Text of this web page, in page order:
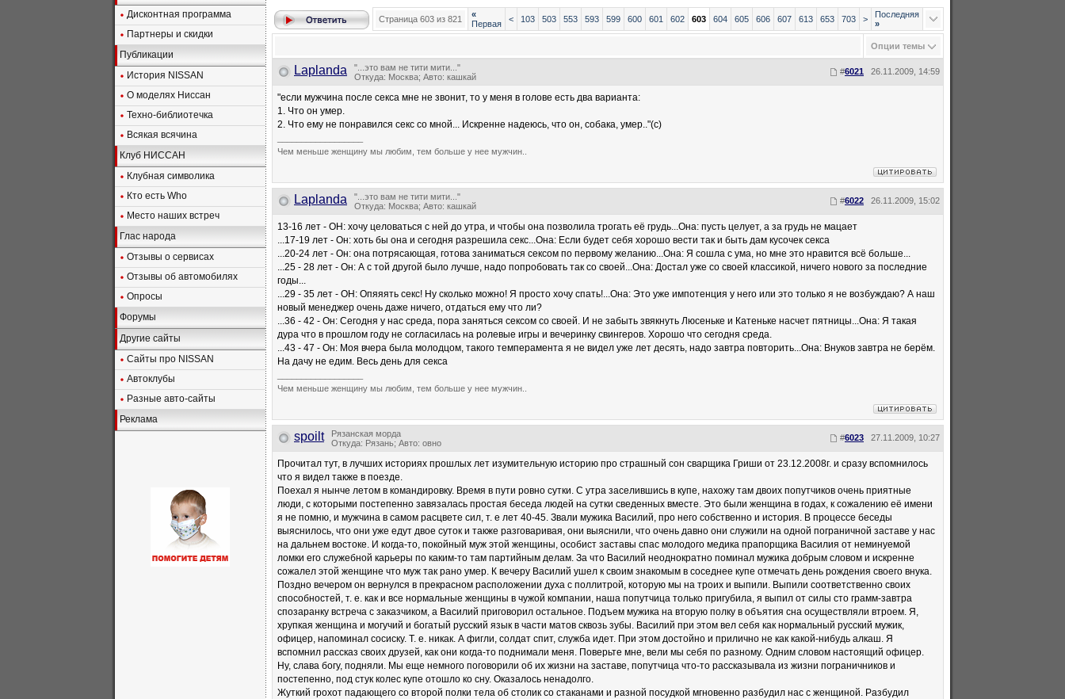
Дисконтная программа
Партнеры и скидки
Публикации
История NISSAN
О моделях Ниссан
Техно-библиотечка
Всякая всячина
Клуб НИССАН
Клубная символика
Кто есть Who
Место наших встреч
Глас народа
Отзывы о сервисах
Отзывы об автомобилях
Опросы
Форумы
Другие сайты
Сайты про NISSAN
Автоклубы
Разные авто-сайты
Реклама
Страница 603 из 821
«
Первая
< 103 503 553 593 599 600 601 602 603 604 605 606 607 613 653 703 >
Последняя
»
Опции темы
Laplanda
"...это вам не тити мити..."
Откуда: Москва; Авто: кашкай
#6021 26.11.2009, 14:59
"если мужчина после секса мне не звонит, то у меня в голове есть два варианта:
1. Что он умер.
2. Что ему не понравился секс со мной... Искренне надеюсь, что он, собака, умер.."(с)
Чем меньше женщину мы любим, тем больше у нее мужчин..
Laplanda
"...это вам не тити мити..."
Откуда: Москва; Авто: кашкай
#6022 26.11.2009, 15:02
13-16 лет - ОН: хочу целоваться с ней до утра, и чтобы она позволила трогать её грудь...Она: пусть целует, а за грудь не мацает
...17-19 лет - Он: хоть бы она и сегодня разрешила секс...Она: Если будет себя хорошо вести так и быть дам кусочек секса
...20-24 лет - Он: она потрясающая, готова заниматься сексом по первому желанию...Она: Я сошла с ума, но мне это нравится всё больше...
...25 - 28 лет - Он: А с той другой было лучше, надо попробовать так со своей...Она: Достал уже со своей классикой, ничего нового за последние
годы...
...29 - 35 лет - ОН: Опяяять секс! Ну сколько можно! Я просто хочу спать!...Она: Это уже импотенция у него или это только я не возбуждаю? А наш
новый менеджер очень даже ничего, отдаться ему что ли?
...36 - 42 - Он: Сегодня у нас среда, пора заняться сексом со своей. И не забыть звякнуть Люсеньке и Катеньке насчет пятницы...Она: Я такая
дура что в прошлом году не согласилась на ролевые игры и вечеринку свингеров. Хорошо что сегодня среда.
...43 - 47 - Он: Моя вчера была молодцом, такого темперамента я не видел уже лет десять, надо завтра повторить...Она: Внуков завтра не берём.
На дачу не едим. Весь день для секса
Чем меньше женщину мы любим, тем больше у нее мужчин..
spoilt
Рязанская морда
Откуда: Рязань; Авто: овно
#6023 27.11.2009, 10:27
Прочитал тут, в лучших историях прошлых лет изумительную историю про страшный сон сварщика Гриши от 23.12.2008г. и сразу вспомнилось
что я видел также в поезде.
Поехал я нынче летом в командировку. Время в пути ровно сутки. C утра заселившись в купе, нахожу там двоих попутчиков очень приятные
люди, с которыми постепенно завязалась простая беседа людей на сутки сведенных вместе. Это были женщина в годах, к сожалению её имени
я не помню, и мужчина в самом расцвете сил, т. е лет 40-45. Звали мужика Василий, про него собственно и история. В процессе беседы
выяснилось, что они уже едут двое суток и также разговаривая, они выяснили, что очень давно они служили на одной пограничной заставе у нас
на дальнем востоке. И когда-то, покойный муж этой женщины, особист заставы спас молодого медика прапорщика Василия от неминуемой
ломки его служебной карьеры по каким-то там партийным делам. За что Василий неоднократно поминал мужика добрым словом и искренне
сожалел этой женщине что муж так рано умер. К вечеру Василий ушел к своим знакомым в соседнее купе отмечать день рождения своего внука.
Поздно вечером он вернулся в прекрасном расположении духа с поллитрой, которую мы на троих и выпили. Выпили соответственно своих
способностей, т. е. как и все нормальные женщины в чужой компании, наша попутчица только пригубила, я выпил от силы сто грамм-завтра
спозаранку встреча с заказчиком, а Василий приговорил остальное. Подъем мужика на вторую полку в объятия сна осуществляли втроем. Я,
хрупкая женщина и могучий и богатый русский язык в части матов сквозь зубы. Василий при этом вел себя как нормальный русский мужик,
офицер, напоминал сосиску. Т. е. никак. А фигли, солдат спит, служба идет. При этом достойно и прилично не как какой-нибудь алкаш. Я
вспомнил рассказ своих друзей, как они когда-то поднимали меня. Поверьте мне, вели мы себя по разному. Одним словом настоящий офицер.
Ну, слава богу, подняли. Мы еще немного поговорили об их жизни на заставе, попутчица что-то рассказывала из жизни пограничников и
постепенно, под стук колес купе отошло ко сну. Оказалось ненадолго.
Жуткий грохот падающего со второй полки тела об столик со стаканами и разной посудкой мгновенно разбудил нас с женщиной. Разбудил